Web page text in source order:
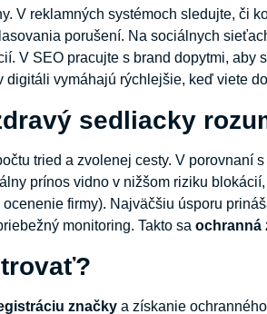
V reklamných systémoch sledujte, či
porušení. Na sociálnych
V SEO pracujte s brand dopytmi, aby
digitáli vymáhajú rýchlejšie, keď viete
sedliacky
tried a zvolenej cesty. V porovnaní
prínos vidno v nižšom riziku
firmy). Najväčšiu úsporu
monitoring. Takto saochranná
značky a získanie